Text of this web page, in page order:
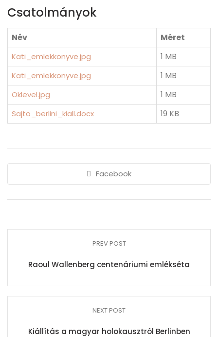
Csatolmányok
Név Méret
Kati_emlekkonyve.jpg 1 MB
Kati_emlekkonyve.jpg 1 MB
Oklevel.jpg 1 MB
Sajto_berlini_kiall.docx 19 KB
Facebook
PREV POST
Raoul Wallenberg centenáriumi emlékséta
NEXT POST
Kiállítás a magyar holokausztról Berlinben